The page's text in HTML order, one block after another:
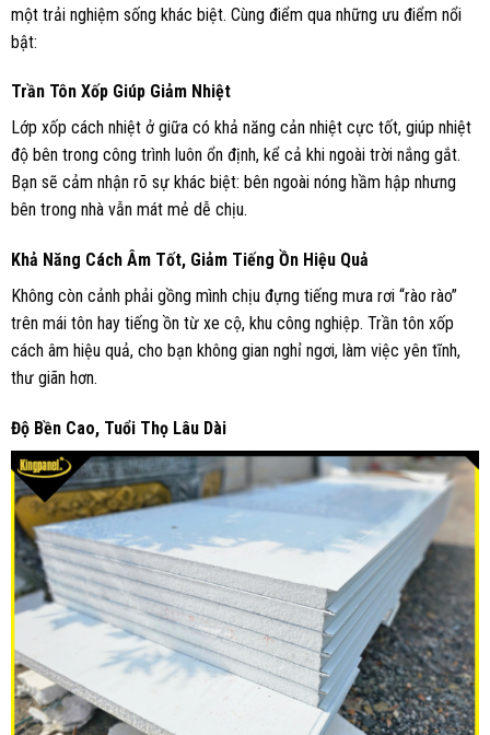
một trải nghiệm sống khác biệt. Cùng điểm qua những ưu điểm nổi
bật:
Trần Tôn Xốp Giúp Giảm Nhiệt
Lớp xốp cách nhiệt ở giữa có khả năng cản nhiệt cực tốt, giúp nhiệt
độ bên trong công trình luôn ổn định, kể cả khi ngoài trời nắng gắt.
Bạn sẽ cảm nhận rõ sự khác biệt: bên ngoài nóng hầm hập nhưng
bên trong nhà vẫn mát mẻ dễ chịu.
Khả Năng Cách Âm Tốt, Giảm Tiếng Ồn Hiệu Quả
Không còn cảnh phải gồng mình chịu đựng tiếng mưa rơi “rào rào”
trên mái tôn hay tiếng ồn từ xe cộ, khu công nghiệp. Trần tôn xốp
cách âm hiệu quả, cho bạn không gian nghỉ ngơi, làm việc yên tĩnh,
thư giãn hơn.
Độ Bền Cao, Tuổi Thọ Lâu Dài